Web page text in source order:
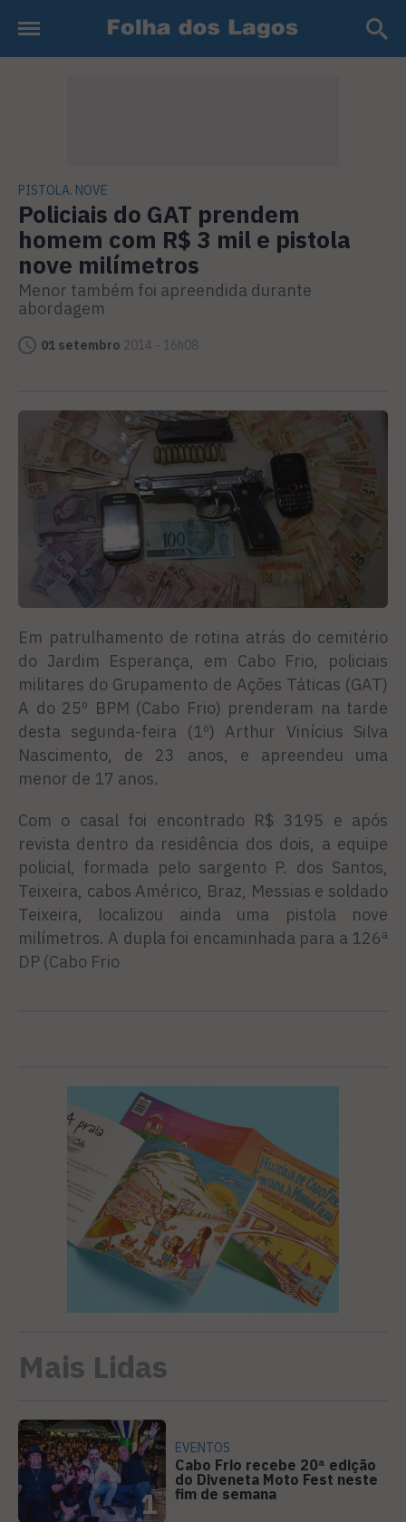
PISTOLA. NOVE
Policiais do GAT prendem
homem com R$ 3 mil e pistola
nove milímetros
Menor também foi apreendida durante
abordagem
01 setembro 2014 - 16h08
Em patrulhamento de rotina atrás do cemitério
do Jardim Esperança, em Cabo Frio, policiais
militares do Grupamento de Ações Táticas (GAT)
A do 25º BPM (Cabo Frio) prenderam na tarde
desta segunda-feira (1º) Arthur Vinícius Silva
Nascimento, de 23 anos, e apreendeu uma
menor de 17 anos.
Com o casal foi encontrado R$ 3195 e após
revista dentro da residência dos dois, a equipe
policial, formada pelo sargento P. dos Santos,
Teixeira, cabos Américo, Braz, Messias e soldado
Teixeira, localizou ainda uma pistola nove
milímetros. A dupla foi encaminhada para a 126ª
DP (Cabo Frio
Mais Lidas
1
EVENTOS
Cabo Frio recebe 20ª edição
do Diveneta Moto Fest neste
fim de semana